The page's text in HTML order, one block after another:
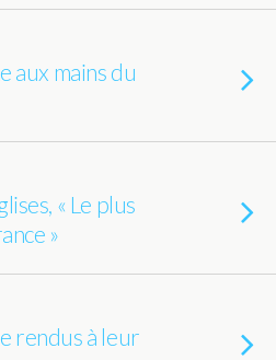
aux mains du
« Le plus
»
rendus à leur